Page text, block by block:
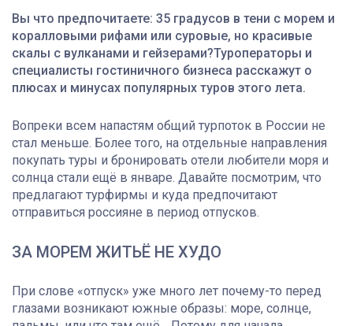
Вы что предпочитаете: 35 градусов в тени с морем и
коралловыми рифами или суровые, но красивые
скалы с вулканами и гейзерами?Туроператоры и
специалисты гостиничного бизнеса расскажут о
плюсах и минусах популярных туров этого лета.
Вопреки всем напастям общий турпоток в России не
стал меньше. Более того, на отдельные направления
покупать туры и бронировать отели любители моря и
солнца стали ещё в январе. Давайте посмотрим, что
предлагают турфирмы и куда предпочитают
отправиться россияне в период отпусков.
ЗА МОРЕМ ЖИТЬЁ НЕ ХУДО
При слове «отпуск» уже много лет почему-то перед
глазами возникают южные образы: море, солнце,